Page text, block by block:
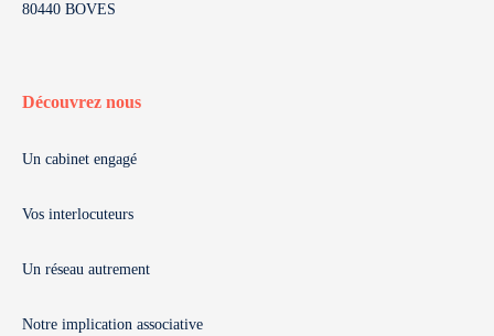
80440 BOVES
Découvrez nous
Un cabinet engagé
Vos interlocuteurs
Un réseau autrement
Notre implication associative